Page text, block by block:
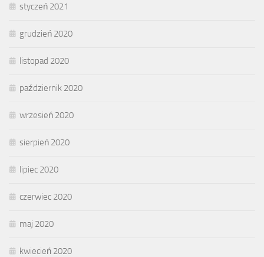
styczeń 2021
grudzień 2020
listopad 2020
październik 2020
wrzesień 2020
sierpień 2020
lipiec 2020
czerwiec 2020
maj 2020
kwiecień 2020